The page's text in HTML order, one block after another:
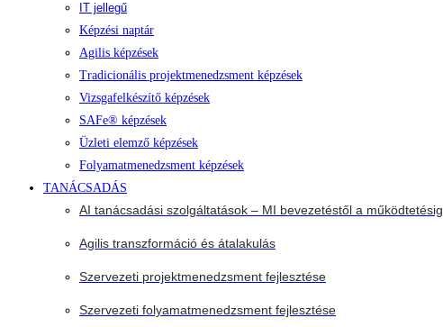
IT jellegű
Képzési naptár
Agilis képzések
Tradicionális projektmenedzsment képzések
Vizsgafelkészítő képzések
SAFe® képzések
Üzleti elemző képzések
Folyamatmenedzsment képzések
TANÁCSADÁS
AI tanácsadási szolgáltatások – MI bevezetéstől a működtetésig
Agilis transzformáció és átalakulás
Szervezeti projektmenedzsment fejlesztése
Szervezeti folyamatmenedzsment fejlesztése